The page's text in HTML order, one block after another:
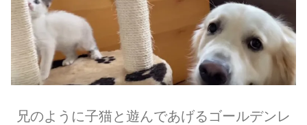
兄のように子猫と遊んであげるゴールデンレ